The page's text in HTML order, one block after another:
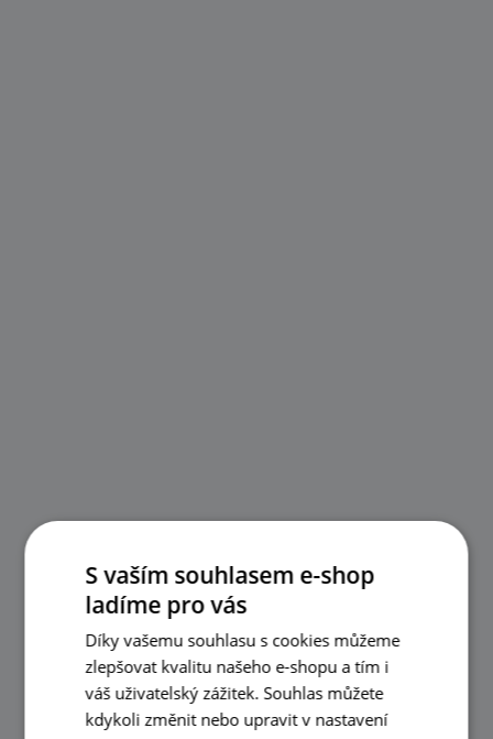
S vaším souhlasem e-shop
ladíme pro vás
Díky vašemu souhlasu s cookies můžeme
zlepšovat kvalitu našeho e-shopu a tím i
váš uživatelský zážitek. Souhlas můžete
kdykoli změnit nebo upravit v nastavení